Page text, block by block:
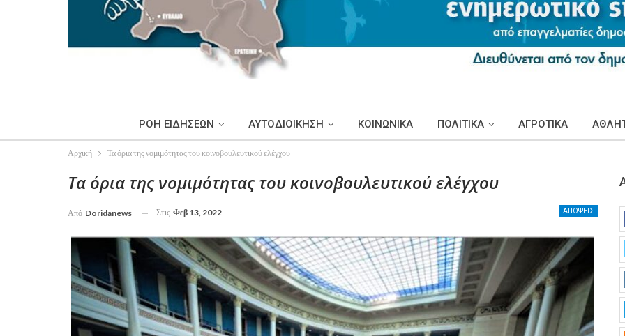
ΡΟΗ ΕΙΔΗΣΕΩΝ ΑΥΤΟΔΙΟΙΚΗΣΗ ΚΟΙΝΩΝΙΚΑ ΠΟΛΙΤΙΚΑ ΑΓΡΟΤΙΚΑ
Αρχική Τα όρια της νομιμότητας του κοινοβουλευτικού ελέγχου
Τα όρια της νομιμότητας του κοινοβουλευτικού ελέγχου
ΑΠΟΨΕΙΣ
Από Doridanews Στις Φεβ 13, 2022